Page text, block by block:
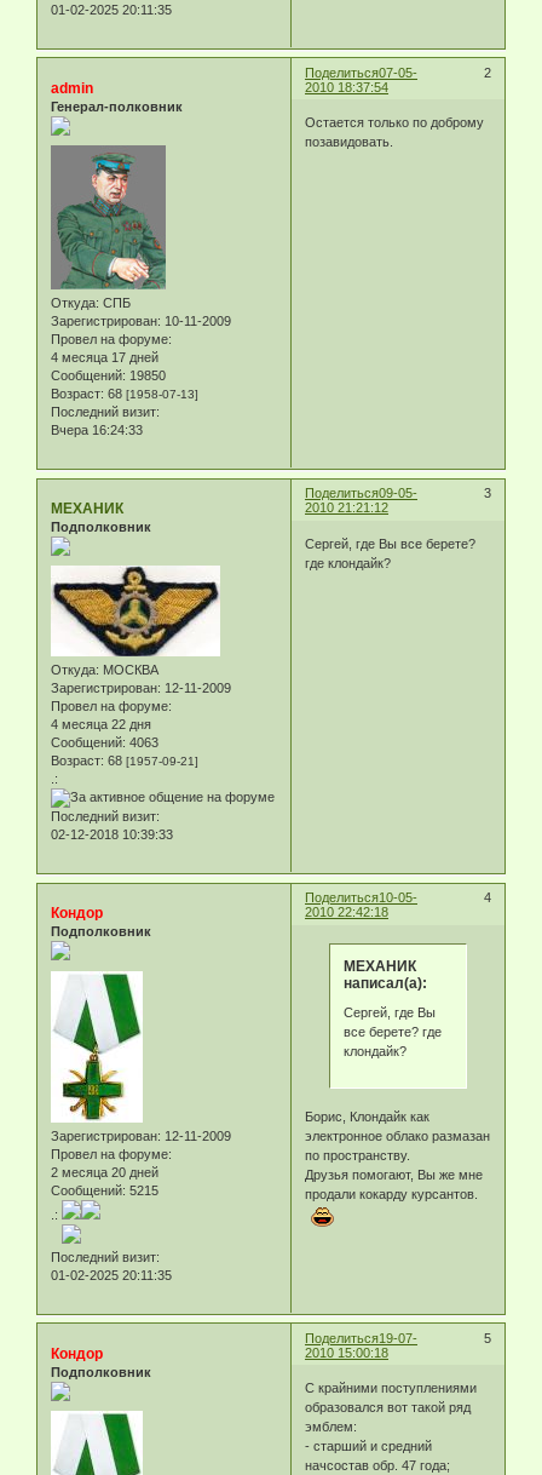
01-02-2025 20:11:35
Поделиться 2
07-05-
2010 18:37:54
admin
Генерал-полковник
Откуда: СПБ
Зарегистрирован: 10-11-2009
Провел на форуме:
4 месяца 17 дней
Сообщений: 19850
Возраст: 68 [1958-07-13]
Последний визит:
Вчера 16:24:33
Остается только по доброму
позавидовать.
Поделиться 3
09-05-
2010 21:21:12
МЕХАНИК
Подполковник
Откуда: МОСКВА
Зарегистрирован: 12-11-2009
Провел на форуме:
4 месяца 22 дня
Сообщений: 4063
Возраст: 68 [1957-09-21]
.:
Последний визит:
02-12-2018 10:39:33
Сергей, где Вы все берете?
где клондайк?
Поделиться 4
10-05-
2010 22:42:18
Кондор
Подполковник
Зарегистрирован: 12-11-2009
Провел на форуме:
2 месяца 20 дней
Сообщений: 5215
.:
Последний визит:
01-02-2025 20:11:35
МЕХАНИК
написал(а):
Сергей, где Вы
все берете? где
клондайк?
Борис, Клондайк как
электронное облако размазан
по пространству.
Друзья помогают, Вы же мне
продали кокарду курсантов.
Поделиться 5
19-07-
2010 15:00:18
Кондор
Подполковник
С крайними поступлениями
образовался вот такой ряд
эмблем:
- старший и средний
начсостав обр. 47 года;